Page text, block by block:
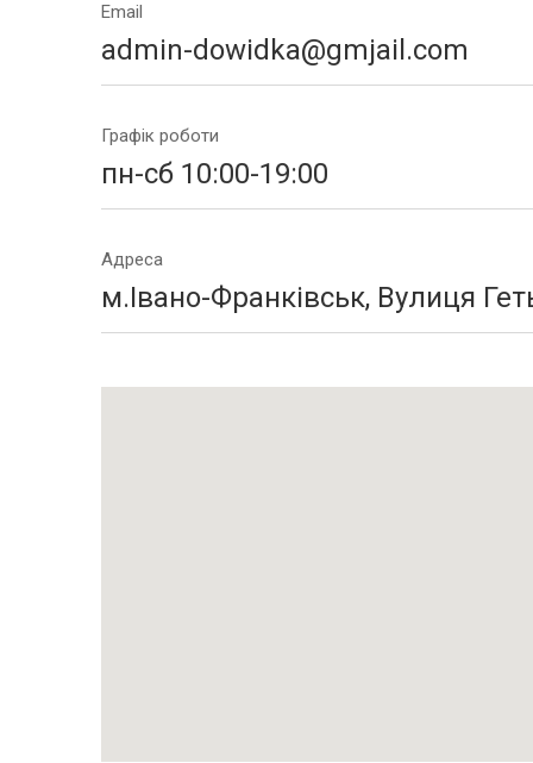
Email
admin-dowidka@gmjail.com
Графік роботи
пн-сб 10:00-19:00
Адреса
м.Івано-Франківськ, Вулиця